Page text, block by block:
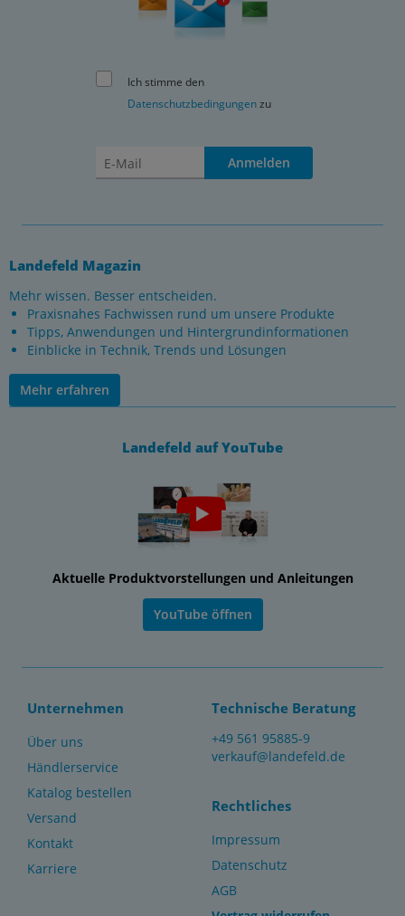
Ich stimme den
Datenschutzbedingungenzu
Anmelden
Landefeld Magazin
Mehr wissen. Besser entscheiden.
Praxisnahes Fachwissen rund um unsere Produkte
Tipps, Anwendungen und Hintergrundinformationen
Einblicke in Technik, Trends und Lösungen
Mehr erfahren
Landefeld auf YouTube
Aktuelle Produktvorstellungen und Anleitungen
YouTube öffnen
Unternehmen
Über uns
Händlerservice
Katalog bestellen
Versand
Kontakt
Karriere
Technische Beratung
+49 561 95885-9
verkauf@landefeld.de
Rechtliches
Impressum
Datenschutz
AGB